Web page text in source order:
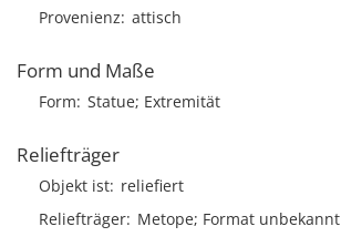
Provenienz attisch
Form und Maße
Form Statue; Extremität
Reliefträger
Objekt ist reliefiert
Reliefträger Metope; Format unbekannt